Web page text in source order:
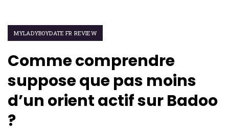
MYLADYBOYDATE FR REVIEW
Comme comprendre
suppose que pas moins
d’un orient actif sur Badoo
?